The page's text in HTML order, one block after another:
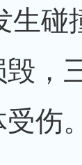
生碰
，
受伤